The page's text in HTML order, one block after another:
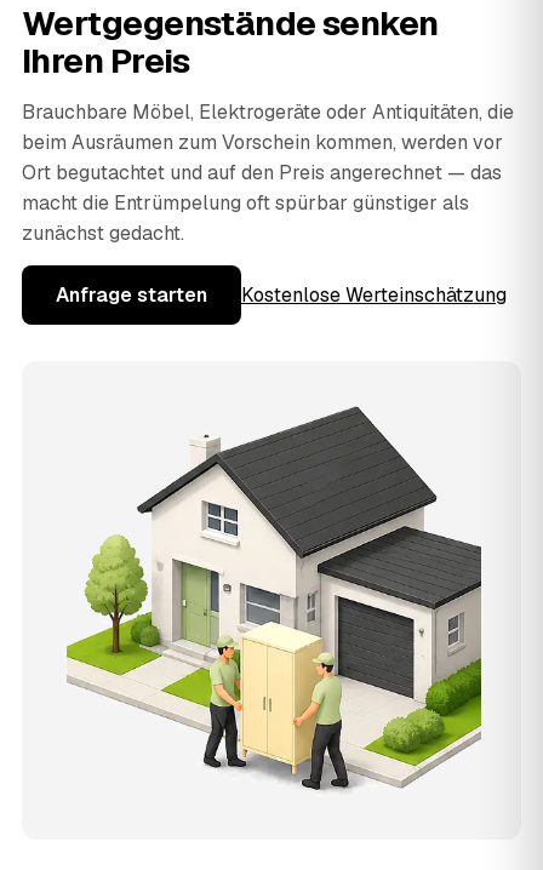
Wertgegenstände senken
Ihren Preis
Brauchbare Möbel, Elektrogeräte oder Antiquitäten, die
beim Ausräumen zum Vorschein kommen, werden vor
Ort begutachtet und auf den Preis angerechnet — das
macht die Entrümpelung oft spürbar günstiger als
zunächst gedacht.
Anfrage starten Kostenlose Werteinschätzung